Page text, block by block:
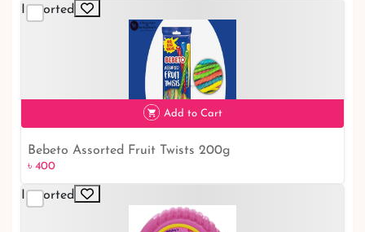
Imported
৳ 400
Add to Cart
Bebeto Assorted Fruit Twists 200g
৳ 400
Imported